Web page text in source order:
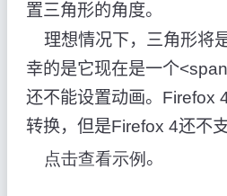
置三角形的角度。
理想情况下，三角形将
幸的是它现在是一个
还不能设置动画。 Firefox
转换，但是Firefox 4还不
点击查看示例。